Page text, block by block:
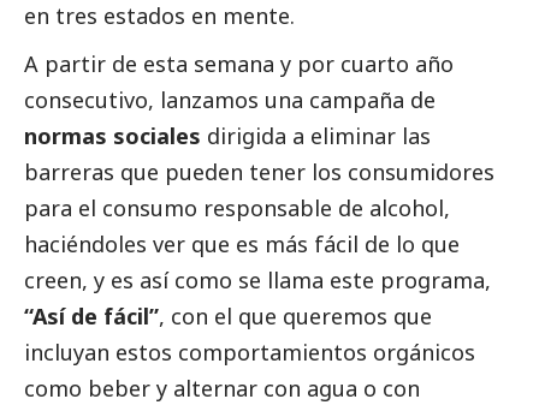
en tres estados en mente.
A partir de esta semana y por cuarto año
consecutivo, lanzamos una campaña de
normas sociales dirigida a eliminar las
barreras que pueden tener los consumidores
para el consumo responsable de alcohol,
haciéndoles ver que es más fácil de lo que
creen, y es así como se llama este programa,
“Así de fácil”, con el que queremos que
incluyan estos comportamientos orgánicos
como beber y alternar con agua o con